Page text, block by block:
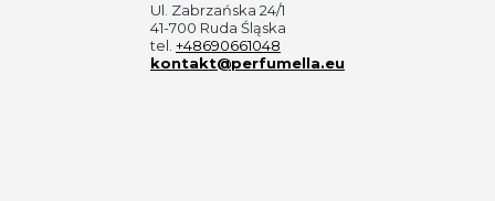
Ul. Zabrzańska 24/1
41-700 Ruda Śląska
tel. +48690661048
kontakt@perfumella.eu